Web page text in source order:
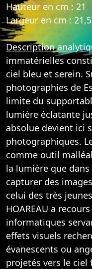
Hauteur en cm : 21
Largeur en cm : 21,5
Description
immatérielles
ciel bleu et serein.
photographies de
limite du
lumière éclatante
absolue devient ici
photographiques.
comme outil
la lumière que
capturer des
celui des très
HOAREAU a
informatiques
effets visuels
évanescents ou
projetés vers le